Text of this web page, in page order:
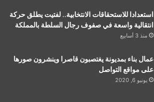
استعدادا للاستحقاقات الانتخابية.. لفتيت يطلق حركة
انتقالية واسعة في صفوف رجال السلطة بالمملكة
منذ 3 أسابيع
عمال بناء بمديونة يغتصبون قاصرا وينشرون صورها
على مواقع التواصل
يونيو 6, 2020